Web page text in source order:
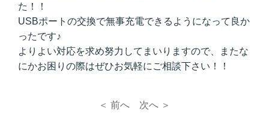
た！！
USBポートの交換で無事充電できるようになって良か
ったです♪
よりよい対応を求め努力してまいりますので、またな
にかお困りの際はぜひお気軽にご相談下さい！！
＜ 前へ 次へ ＞